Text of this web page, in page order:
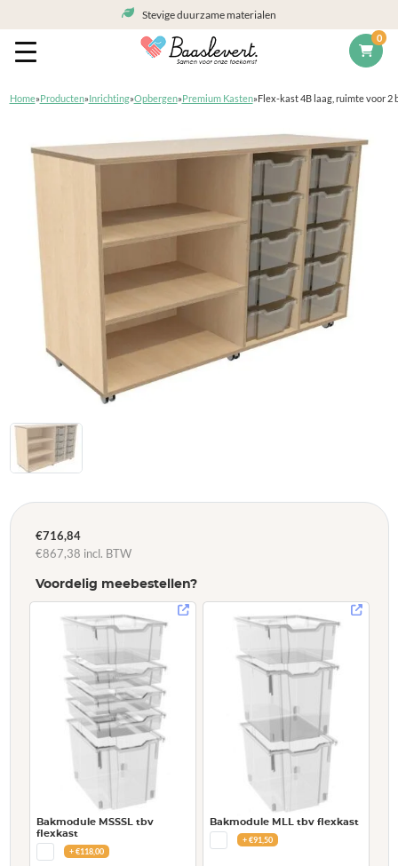
0
Stevige duurzame materialen
Home»Producten»Inrichting»Opbergen»Premium Kasten»Flex-kast 4B laag, ruimte voor 2
€716,84
€867,38 incl. BTW
Voordelig meebestellen?
Bakmodule MSSSL tbv
flexkast
+€118,00
Bakmodule MLL tbv flexkast
+€91,50